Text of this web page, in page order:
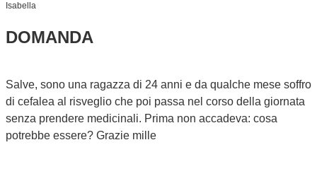
Isabella
DOMANDA
Salve, sono una ragazza di 24 anni e da qualche mese soffro
di cefalea al risveglio che poi passa nel corso della giornata
senza prendere medicinali. Prima non accadeva: cosa
potrebbe essere? Grazie mille